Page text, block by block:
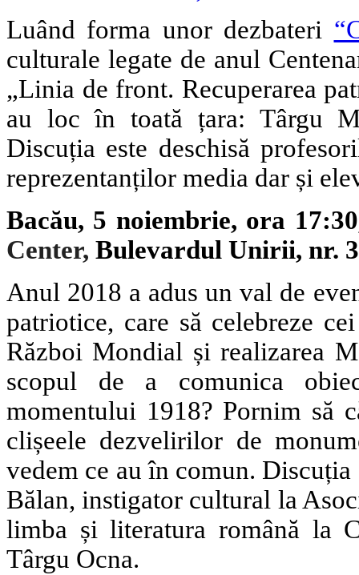
Luând forma unor dezbateri
culturale legate de anul
„Linia de front. Recuperarea
au locîn toată țara: Târgu
Discuția este deschisă
reprezentanților media dar și
Bacău, 5 noiembrie, ora 17
Center, Bulevardul Unirii, nr.
Anul 2018 a adus un val de
patriotice, care să celebreze
Război Mondial și realizarea
scopul de a comunica
momentului 1918? Pornim să
clișeele dezvelirilor de
vedem ce au în comun. Discuția
Bălan, instigator cultural la
limba și literatura română la
Târgu Ocna.